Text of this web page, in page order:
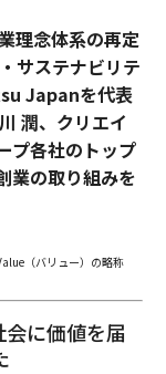
理念体系の再定
サステナビリテ
Japanを代表
潤、クリエイ
プ各社のトップ
業の取り組みを
（バリュー）の略称
に価値を届